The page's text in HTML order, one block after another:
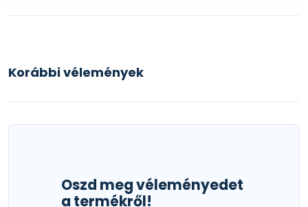
Korábbi vélemények
Oszd meg véleményedet
a termékről!